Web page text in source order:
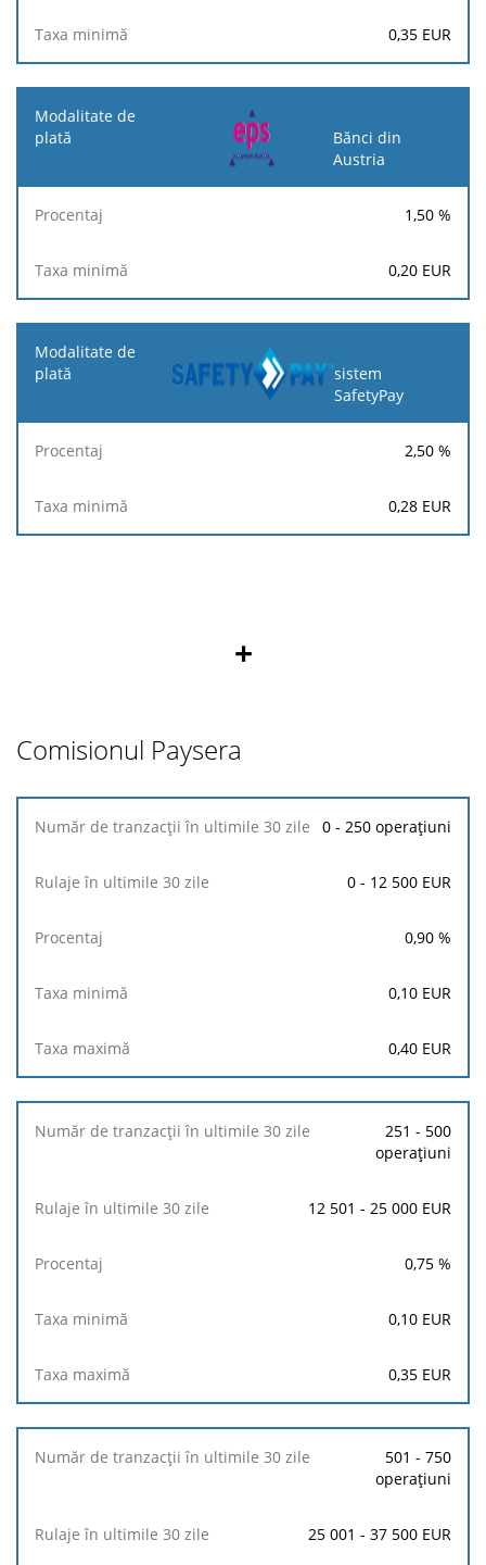
0,35 EUR
Bănci din
Austria
1,50 %
0,20 EUR
sistem
SafetyPay
2,50 %
0,28 EUR
+
Comisionul Paysera
Număr
în
30
ultimile
30
zile
Taxa
maximă
0 - 250 operațiuni
0 - 12 500 EUR
0,90 %
0,10 EUR
0,40 EUR
251 - 500
operațiuni
12 501 - 25 000 EUR
0,75 %
0,10 EUR
0,35 EUR
501 - 750
operațiuni
25 001 - 37 500 EUR